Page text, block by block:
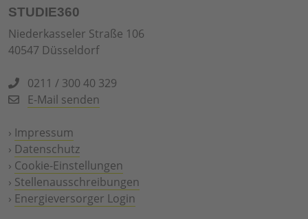
STUDIE360
Niederkasseler Straße 106
40547 Düsseldorf
0211 / 300 40 329
E-Mail senden
› Impressum
› Datenschutz
› Cookie-Einstellungen
› Stellenausschreibungen
› Energieversorger Login